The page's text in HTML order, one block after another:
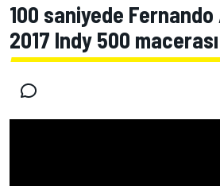
100 saniyede
2017 Indy 500 macerası